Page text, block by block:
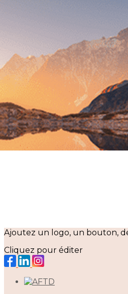
Exporter toutes les colonnes
Exporter uniquement les
?>
Images de la page d'accueil
Ajoutez un logo, un bouton,
Cliquez pour éditer